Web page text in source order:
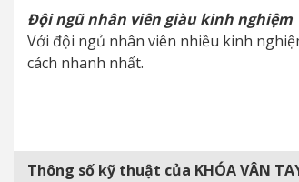
Đội ngũ nhân viên giàu kinh nghiệm
Với đội ngủ nhân viên nhiều kinh
cách nhanh nhất.
Thông số kỹ thuật của KHÓA VÂN